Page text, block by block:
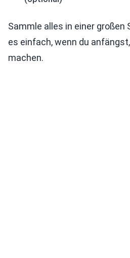
Sammle alles in einer großen
es einfach, wenn du
machen.